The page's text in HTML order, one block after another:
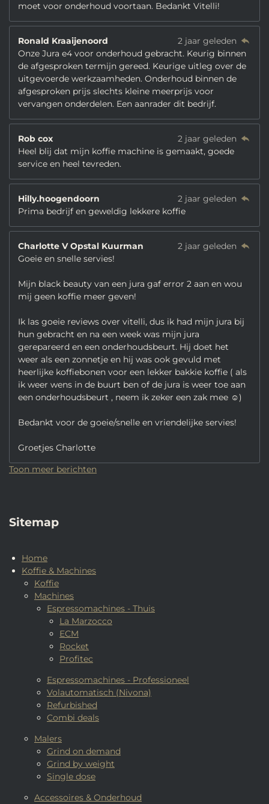
moet voor onderhoud voortaan. Bedankt Vitelli!
Ronald Kraaijenoord
2 jaar geleden
Onze Jura e4 voor onderhoud gebracht. Keurig binnen
de afgesproken termijn gereed. Keurige uitleg over de
uitgevoerde werkzaamheden. Onderhoud binnen de
afgesproken prijs slechts kleine meerprijs voor
vervangen onderdelen. Een aanrader dit bedrijf.
Rob cox
2 jaar geleden
Heel blij dat mijn koffie machine is gemaakt, goede
service en heel tevreden.
Hilly.hoogendoorn
2 jaar geleden
Prima bedrijf en geweldig lekkere koffie
Charlotte V Opstal Kuurman
2 jaar geleden
Goeie en snelle servies!
Mijn black beauty van een jura gaf error 2 aan en wou
mij geen koffie meer geven!
Ik las goeie reviews over vitelli, dus ik had mijn jura bij
hun gebracht en na een week was mijn jura
gerepareerd en een onderhoudsbeurt. Hij doet het
weer als een zonnetje en hij was ook gevuld met
heerlijke koffiebonen voor een lekker bakkie koffie ( als
ik weer wens in de buurt ben of de jura is weer toe aan
een onderhoudsbeurt , neem ik zeker een zak mee ☺️)
Bedankt voor de goeie/snelle en vriendelijke servies!
Groetjes Charlotte
Toon meer berichten
Sitemap
Home
Koffie & Machines
Koffie
Machines
Espressomachines - Thuis
La Marzocco
ECM
Rocket
Profitec
Espressomachines - Professioneel
Volautomatisch (Nivona)
Refurbished
Combi deals
Malers
Grind on demand
Grind by weight
Single dose
Accessoires & Onderhoud